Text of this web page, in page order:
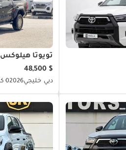
تويوتا هيلوكس
$ 48,500
دبي خليجي20260 كيلومتر